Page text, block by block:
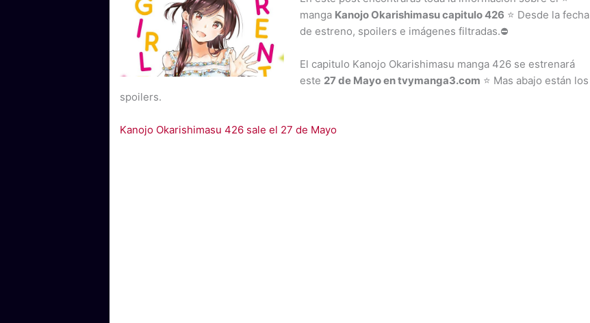
manga Kanojo Okarishimasu capitulo 426 ⭐ Desde la fecha
de estreno, spoilers e imágenes filtradas.⛔
El capitulo Kanojo Okarishimasu manga 426 se estrenará
este 27 de Mayo en tvymanga3.com ⭐ Mas abajo están los
spoilers.
Kanojo Okarishimasu 426 sale el 27 de Mayo